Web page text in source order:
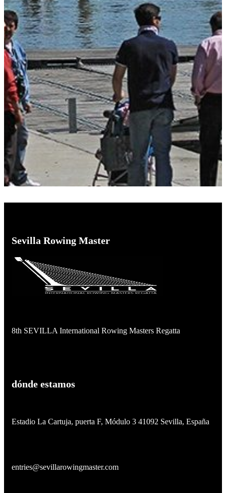
Sevilla Rowing Master
8th SEVILLA International Rowing Masters Regatta
dónde estamos
Estadio La Cartuja, puerta F, Módulo 3 41092 Sevilla, España
entries@sevillarowingmaster.com